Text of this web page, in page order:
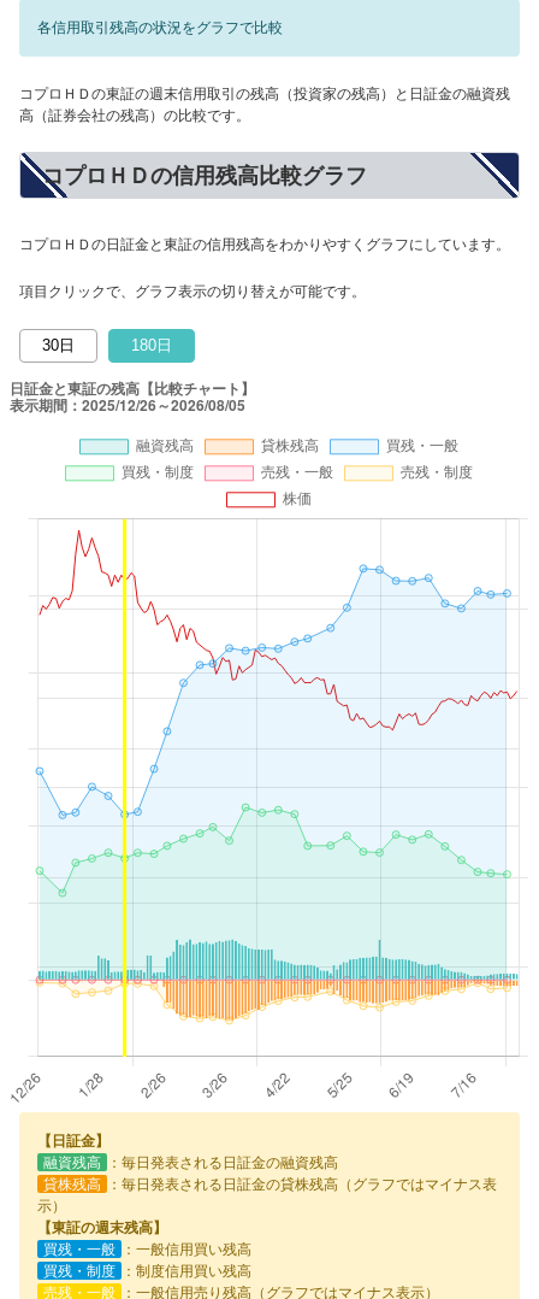
各信用取引残高の状況をグラフで比較
コプロＨＤの東証の週末信用取引の残高（投資家の残高）と日証金の融資残
高（証券会社の残高）の比較です。
コプロＨＤの信用残高比較グラフ
コプロＨＤの日証金と東証の信用残高をわかりやすくグラフにしています。
項目クリックで、グラフ表示の切り替えが可能です。
30日 180日
【日証金】
融資残高
：毎日発表される日証金の融資残高
貸株残高
：毎日発表される日証金の貸株残高（グラフではマイナス表
示）
【東証の週末残高】
買残・一般
：一般信用買い残高
買残・制度
：制度信用買い残高
売残・一般
：一般信用売り残高（グラフではマイナス表示）